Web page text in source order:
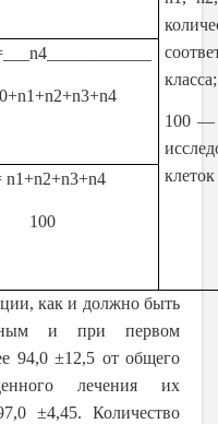
класса;
100 —
клеток
как и должно быть
и при первом
94,0 ±12,5 от общего
лечения их
±4,45. Количество